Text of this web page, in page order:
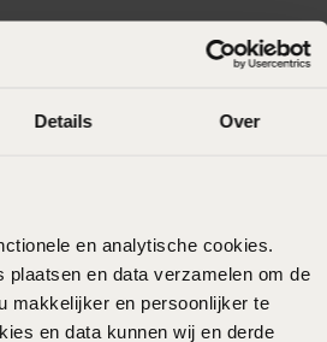
Details Over
en analytische cookies.
plaatsen en data verzamelen om de
makkelijker en persoonlijker te
en data kunnen wij en derde